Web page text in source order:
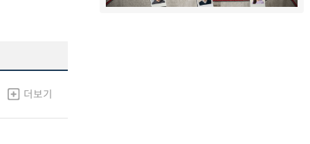
더보기